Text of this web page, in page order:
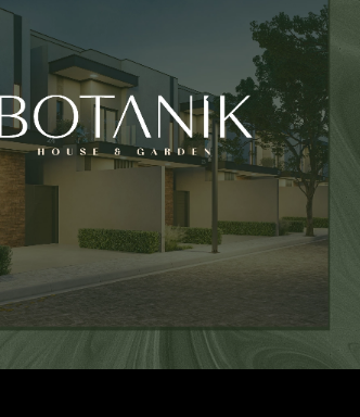
Botanik – House e Garden
Vivatti Incorporadora